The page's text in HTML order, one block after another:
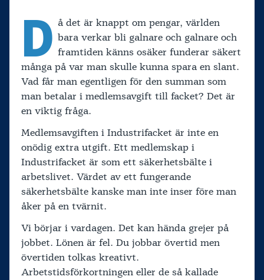
D å det är knappt om pengar, världen
bara verkar bli galnare och galnare och
framtiden känns osäker funderar säkert
många på var man skulle kunna spara en slant.
Vad får man egentligen för den summan som
man betalar i medlemsavgift till facket? Det är
en viktig fråga.
Medlemsavgiften i Industrifacket är inte en
onödig extra utgift. Ett medlemskap i
Industrifacket är som ett säkerhetsbälte i
arbetslivet. Värdet av ett fungerande
säkerhetsbälte kanske man inte inser före man
åker på en tvärnit.
Vi börjar i vardagen. Det kan hända grejer på
jobbet. Lönen är fel. Du jobbar övertid men
övertiden tolkas kreativt.
Arbetstidsförkortningen eller de så kallade